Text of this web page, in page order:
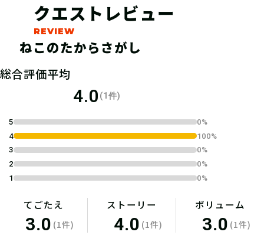
041.キットを購入する
くよ！ 筆記用具やスマートフォンな
ど必要なものを準備しよう！
クエストレビュー
ねこのたからさがし
総合評価平均
4.0 (1件)
5
0%
4
100%
3
0%
2
0%
1
0%
てごたえ
3.0 (1件)
ストーリー
4.0 (1件)
ボリューム
3.0 (1件)